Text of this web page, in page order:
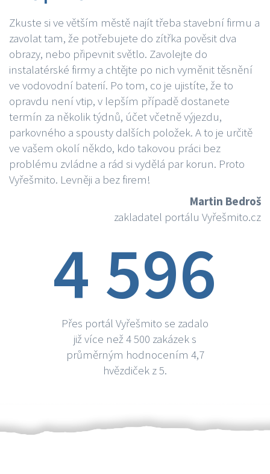
Zkuste si ve větším městě najít třeba stavební firmu a
zavolat tam, že potřebujete do zítřka pověsit dva
obrazy, nebo připevnit světlo. Zavolejte do
instalatérské firmy a chtějte po nich vyměnit těsnění
ve vodovodní baterií. Po tom, co je ujistíte, že to
opravdu není vtip, v lepším případě dostanete
termín za několik týdnů, účet včetně výjezdu,
parkovného a spousty dalších položek. A to je určitě
ve vašem okolí někdo, kdo takovou práci bez
problému zvládne a rád si vydělá par korun. Proto
Vyřešmito. Levněji a bez firem!
Martin Bedroš
zakladatel portálu Vyřešmito.cz
4 596
Přes portál Vyřešmito se zadalo
již více než 4 500 zakázek s
průměrným hodnocením 4,7
hvězdiček z 5.